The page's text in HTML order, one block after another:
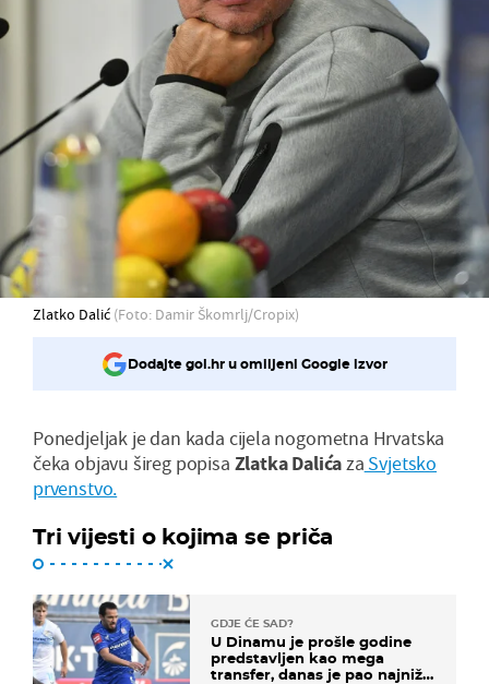
Zlatko Dalić (Foto: Damir Škomrlj/Cropix)
Dodajte gol.hr u omiljeni Google izvor
Ponedjeljak je dan kada cijela nogometna Hrvatska
čeka objavu šireg popisa Zlatka Dalićaza Svjetsko
prvenstvo.
Tri vijesti o kojima se priča
GDJE ĆE SAD?
U Dinamu je prošle godine
predstavljen kao mega
transfer, danas je pao najniže